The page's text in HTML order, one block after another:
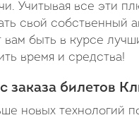
Учитывая все эти
свой собственный
вам быть в курсе
время и средства!
заказа билетов
новых технологий